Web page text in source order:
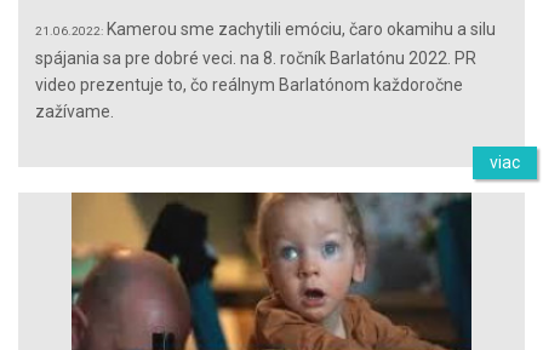
21.06.2022: Kamerou sme zachytili emóciu, čaro okamihu a silu
spájania sa pre dobré veci. na 8. ročník Barlatónu 2022. PR
video prezentuje to, čo reálnym Barlatónom každoročne
zažívame.
viac